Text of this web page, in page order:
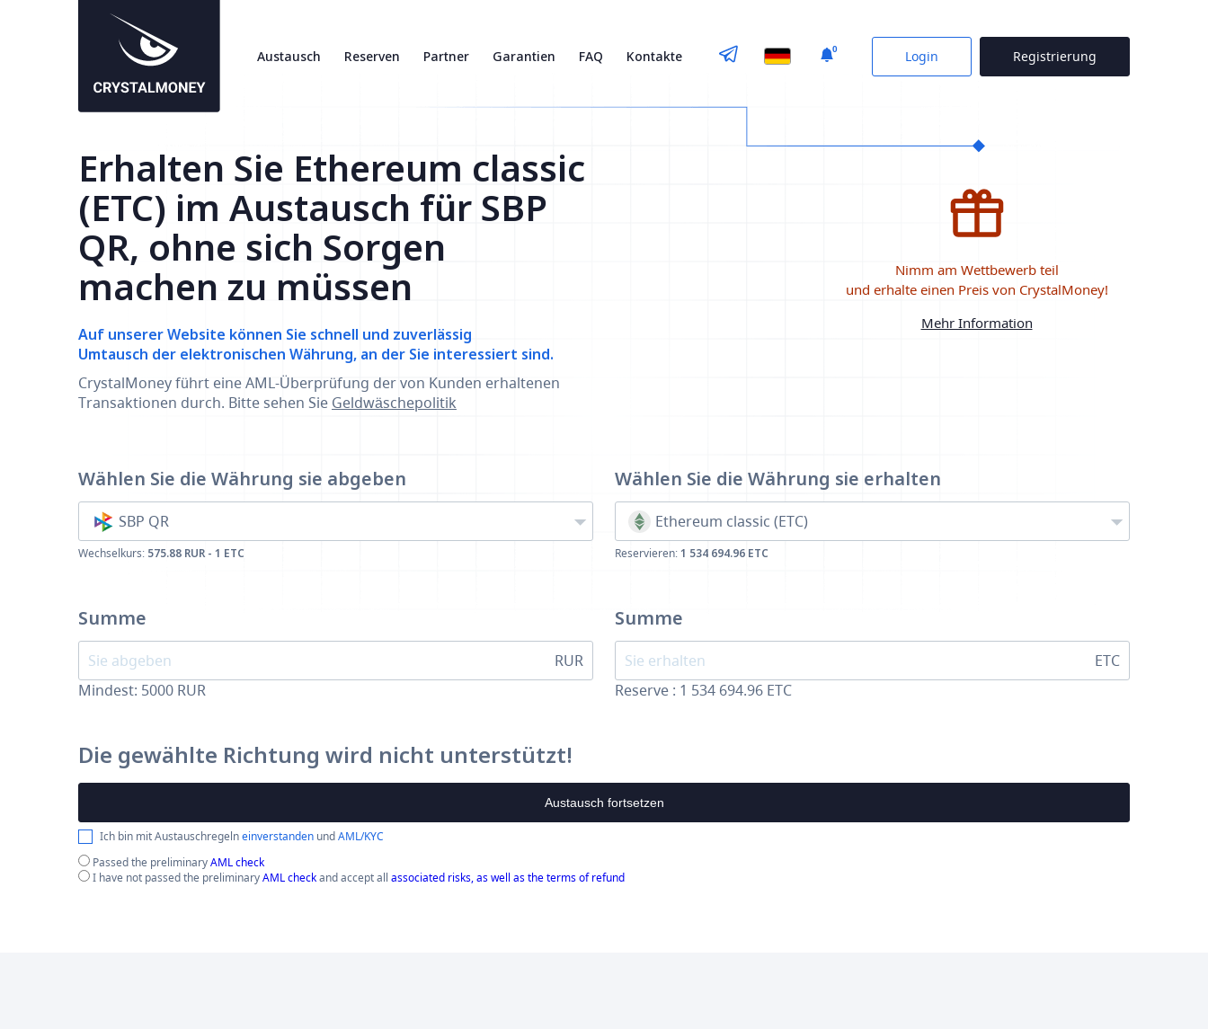
Austausch Reserven Partner Garantien FAQ Kontakte 0 Login Registrierung
Erhalten Sie Ethereum classic
(ETC) im Austausch für SBP
QR, ohne sich Sorgen
machen zu müssen
Auf unserer Website können Sie schnell und zuverlässig
Umtausch der elektronischen Währung, an der Sie interessiert sind.
CrystalMoney führt eine AML-Überprüfung der von Kunden erhaltenen
Transaktionen durch. Bitte sehen Sie Geldwäschepolitik
Nimm am Wettbewerb teil
und erhalte einen Preis von CrystalMoney!
Mehr Information
Wählen Sie die Währung sie abgeben
SBP QR
Wechselkurs: 575.88 RUR - 1 ETC
Summe
RUR
Mindest: 5000 RUR
Wählen Sie die Währung sie erhalten
Ethereum classic (ETC)
Reservieren: 1 534 694.96 ETC
Summe
ETC
Reserve : 1 534 694.96 ETC
Die gewählte Richtung wird nicht unterstützt!
Austausch fortsetzen
Ich bin mit Austauschregelneinverstanden undAML/KYC
Passed the preliminaryAML check
I have not passed the preliminaryAML checkand accept all associated risks, as well as the terms of refund